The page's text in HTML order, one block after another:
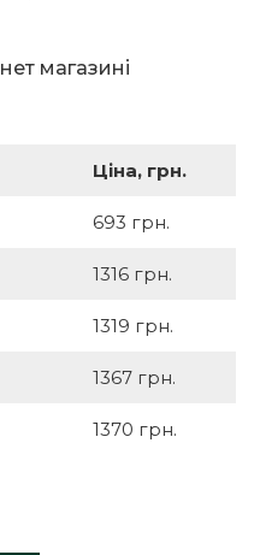
магазині
Ціна, грн.
693 грн.
1316 грн.
1319 грн.
1367 грн.
1370 грн.